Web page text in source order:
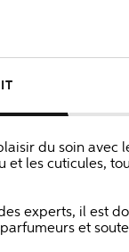
du soin avec
et les cuticules,
experts, il est
et